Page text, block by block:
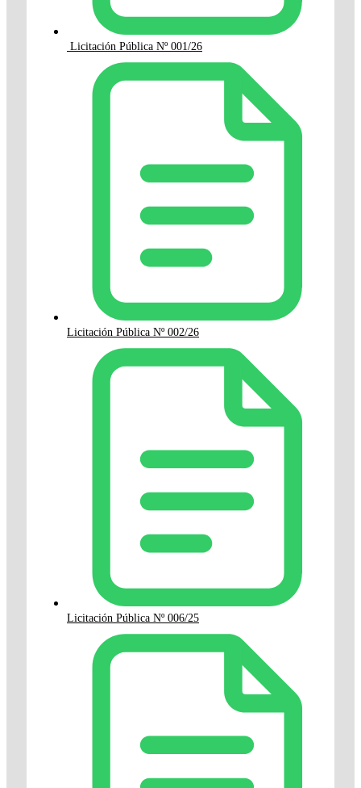
Licitación Pública Nº 001/26
Licitación Pública Nº 002/26
Licitación Pública Nº 006/25